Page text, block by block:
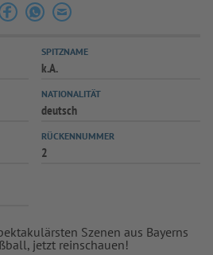
SPIELPLUS
SPITZNAME
k.A.
NATIONALITÄT
deutsch
RÜCKENNUMMER
2
Szenen aus Bayerns
jetzt reinschauen!